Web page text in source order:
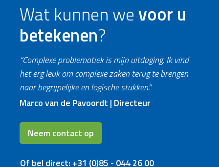
Wat kunnen wevoor u
betekenen?
“Complexe problematiek is mijn uitdaging. Ik vind
het erg leuk om complexe zaken terug te brengen
naar begrijpelijke en logische stukken.”
Marco van de Pavoordt | Directeur
Neem contact op
Of bel direct: +31 (0)85 - 044 26 00